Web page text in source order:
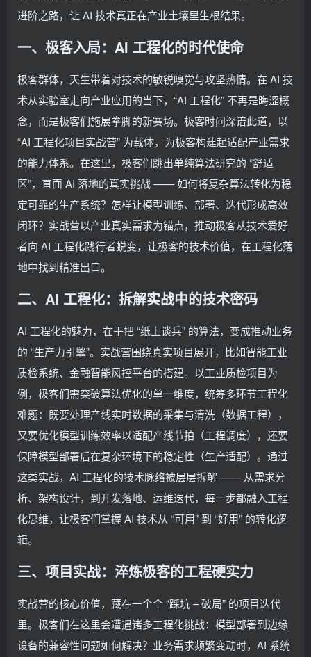
进阶之路，让 AI 技术真正在产业土壤里生根结果。
一、极客入局：AI 工程化的时代使命
极客群体，天生带着对技术的敏锐嗅觉与攻坚热情。在 AI 技
术从实验室走向产业应用的当下，“AI 工程化” 不再是晦涩概
念，而是极客们施展拳脚的新赛场。极客时间深谙此道，以
“AI 工程化项目实战营” 为载体，为极客构建起适配产业需求
的能力体系。在这里，极客们跳出单纯算法研究的 “舒适
区”，直面 AI 落地的真实挑战 —— 如何将复杂算法转化为稳
定可靠的生产系统？怎样让模型训练、部署、迭代形成高效
闭环？实战营以产业真实需求为锚点，推动极客从技术爱好
者向 AI 工程化践行者蜕变，让极客的技术价值，在工程化落
地中找到精准出口。
二、AI 工程化：拆解实战中的技术密码
AI 工程化的魅力，在于把 “纸上谈兵” 的算法，变成推动业务
的 “生产力引擎”。实战营围绕真实项目展开，比如智能工业
质检系统、金融智能风控平台的搭建。以工业质检项目为
例，极客们需突破算法优化的单一维度，统筹多环节工程化
难题：既要处理产线实时数据的采集与清洗（数据工程），
又要优化模型训练效率以适配产线节拍（工程调度），还要
保障模型部署后在复杂环境下的稳定性（生产适配）。通过
这类实战，AI 工程化的技术脉络被层层拆解 —— 从需求分
析、架构设计，到开发落地、运维迭代，每一步都融入工程
化思维，让极客们掌握 AI 技术从 “可用” 到 “好用” 的转化逻
辑。
三、项目实战：淬炼极客的工程硬实力
实战营的核心价值，藏在一个个 “踩坑 – 破局” 的项目迭代
里。极客们在这里会遭遇诸多工程化挑战：模型部署到边缘
设备的兼容性问题如何解决？业务需求频繁变动时，AI 系统